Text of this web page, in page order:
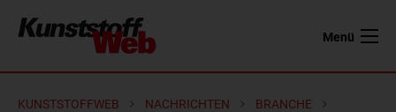
Menü
KUNSTSTOFFWEB NACHRICHTEN
BRANCHE